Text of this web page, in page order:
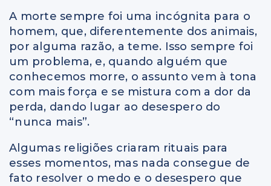
A morte sempre foi uma incógnita para o
homem, que, diferentemente dos animais,
por alguma razão, a teme. Isso sempre foi
um problema, e, quando alguém que
conhecemos morre, o assunto vem à tona
com mais força e se mistura com a dor da
perda, dando lugar ao desespero do
“nunca mais”.
Algumas religiões criaram rituais para
esses momentos, mas nada consegue de
fato resolver o medo e o desespero que